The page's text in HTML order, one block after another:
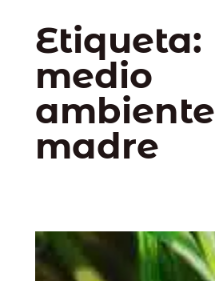
Etiqueta:
medio
ambiente
madre